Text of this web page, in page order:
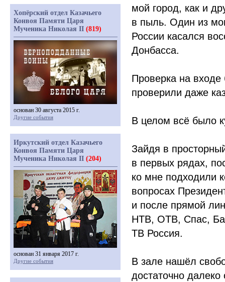
мой город, как и
в пыль. Один из
России касался
Донбасса.
Проверка на
проверили даже
В целом всё было
Зайдя в
в первых рядах,
ко мне подходили
вопросах
и после прямой
НТВ, ОТВ, Спас,
ТВ Россия.
В зале нашёл
достаточно
Хопёрский отдел Казачьего
Конвоя Памяти Царя
Мученика Николая II (819)
основан 30 августа 2015 г.
Другие события
Иркутский отдел Казачьего
Конвоя Памяти Царя
Мученика Николая II (204)
основан 31 января 2017 г.
Другие события